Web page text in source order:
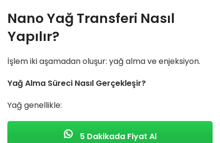
Nano Yağ Transferi Nasıl
Yapılır?
İşlem iki aşamadan oluşur: yağ alma ve enjeksiyon.
Yağ Alma Süreci Nasıl Gerçekleşir?
Yağ genellikle:
5 Dakikada Fiyat Al